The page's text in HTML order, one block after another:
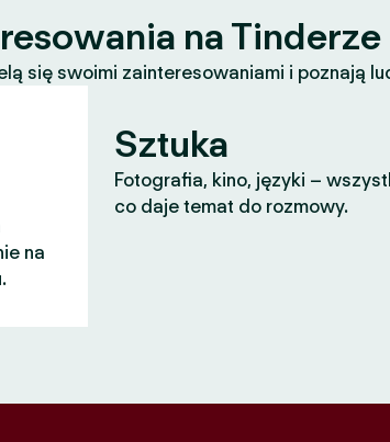
na Tinderze
się swoimi zainteresowaniami i poznają
na
Sztuka
Fotografia, kino, języki –
co daje temat do rozmowy.